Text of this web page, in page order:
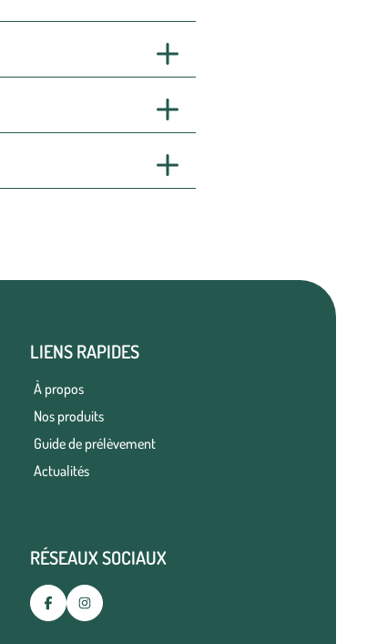
LIENS RAPIDES
À propos
Nos produits
Guide de prélèvement
Actualités
RÉSEAUX SOCIAUX